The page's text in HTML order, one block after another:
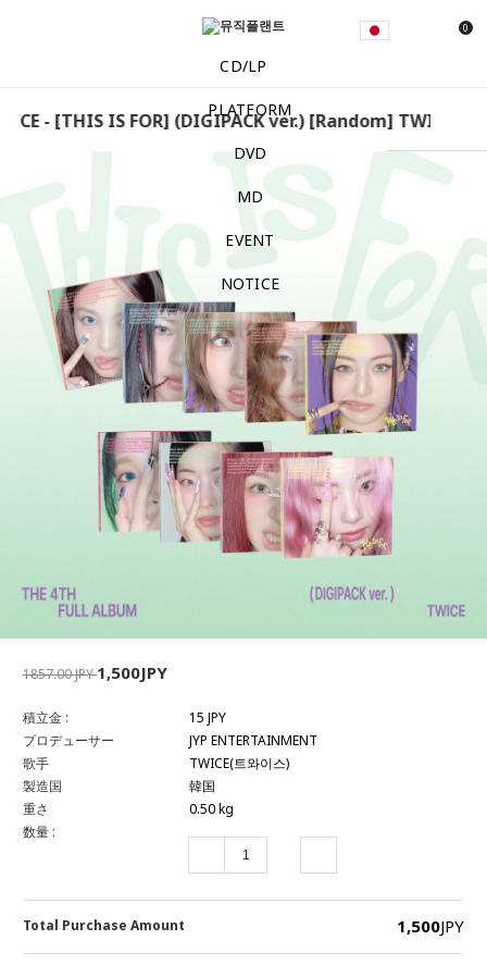
0
CD/LP
PLATFORM
DVD
MD
EVENT
NOTICE
- [THIS IS FOR] (DIGIPACK ver.) [Random] TWICE -
1857.00 JPY1,500JPY
積立金 :
15 JPY
プロデューサー
JYP ENTERTAINMENT
歌手
TWICE(트와이스)
製造国
韓国
重さ
0.50 kg
数量 :
Total Purchase Amount 1,500JPY